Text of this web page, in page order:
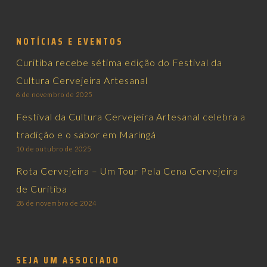
NOTÍCIAS E EVENTOS
Curitiba recebe sétima edição do Festival da
Cultura Cervejeira Artesanal
6 de novembro de 2025
Festival da Cultura Cervejeira Artesanal celebra a
tradição e o sabor em Maringá
10 de outubro de 2025
Rota Cervejeira – Um Tour Pela Cena Cervejeira
de Curitiba
28 de novembro de 2024
SEJA UM ASSOCIADO